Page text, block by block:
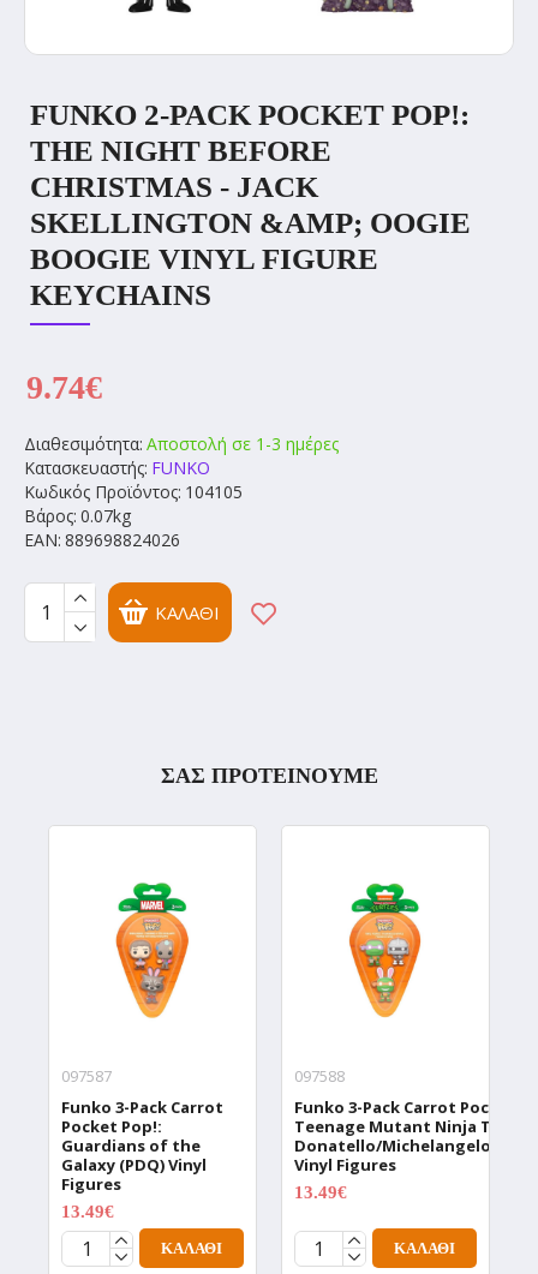
FUNKO 2-PACK POCKET POP!:
THE NIGHT BEFORE
CHRISTMAS - JACK
SKELLINGTON &AMP; OOGIE
BOOGIE VINYL FIGURE
KEYCHAINS
Διαθεσιμότητα: Αποστολή σε 1-3 ημέρες
Κατασκευαστής: FUNKO
Κωδικός Προϊόντος: 104105
Βάρος: 0.07kg
EAN: 889698824026
9.74€
ΚΑΛΆΘΙ
ΣΑΣ ΠΡΟΤΕΙΝΟΥΜΕ
097587
Funko 3-Pack Carrot
Pocket Pop!:
Guardians of the
Galaxy (PDQ) Vinyl
Figures
13.49€
ΚΑΛΆΘΙ
097588
Funko 3-Pack Carrot Pocket
Teenage Mutant Ninja
Donatello/Michelangelo/
Vinyl Figures
13.49€
ΚΑΛΆΘΙ